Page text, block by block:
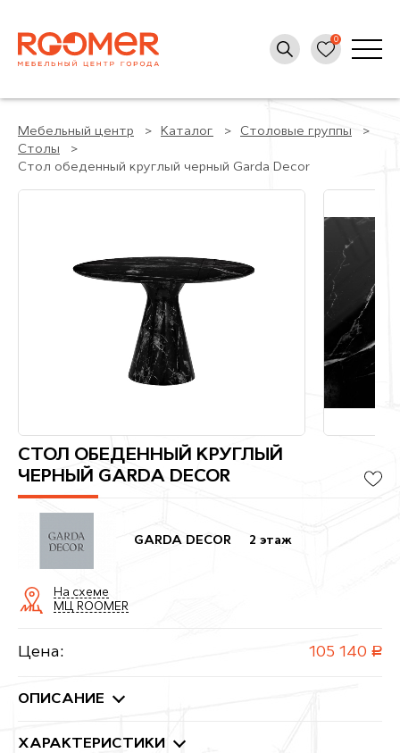
Мебельный центр Каталог
Столовые группы
Столы
Стол обеденный круглый черный Garda Decor
СТОЛ ОБЕДЕННЫЙ КРУГЛЫЙ
ЧЕРНЫЙ GARDA DECOR
GARDA DECOR 2 этаж
На схеме
МЦ ROOMER
Цена: 105 140 руб.
ОПИСАНИЕ
ХАРАКТЕРИСТИКИ